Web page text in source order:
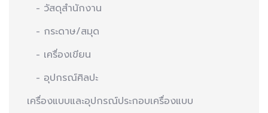
- วัสดุสำนักงาน
- กระดาษ/สมุด
- เครื่องเขียน
- อุปกรณ์ศิลปะ
เครื่องแบบและอุปกรณ์ประกอบเครื่องแบบ